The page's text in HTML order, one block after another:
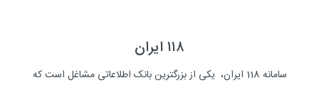
۱۱۸ ایران
سامانه 118 ایران، یکی از بزرگترین بانک اطلاعاتی مشاغل است که